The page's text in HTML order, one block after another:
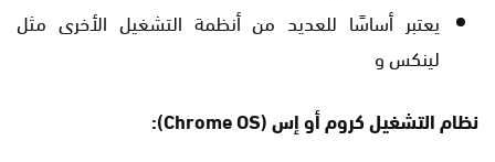
يعتبر أساسًا للعديد من أنظمة التشغيل الأخرى مثل
لينكس و
نظام التشغيل كروم أو إس(Chrome OS):